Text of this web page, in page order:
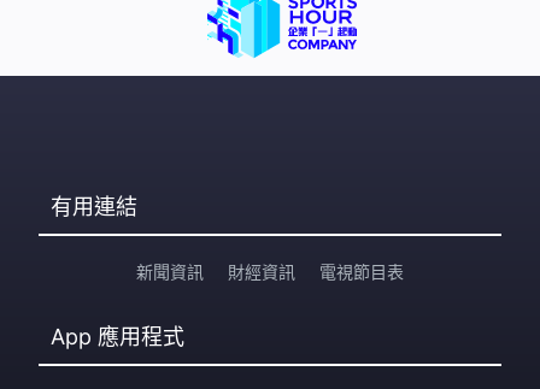
有用連結
新聞資訊 財經資訊 電視節目表
App 應用程式